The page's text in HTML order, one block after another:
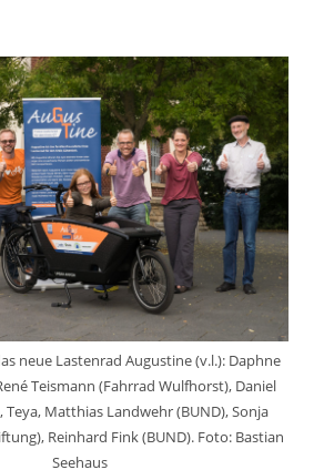
neue Lastenrad Augustine (v.l.): Daphne
Teismann (Fahrrad Wulfhorst), Daniel
Teya, Matthias Landwehr (BUND), Sonja
Reinhard Fink (BUND). Foto: Bastian
Seehaus